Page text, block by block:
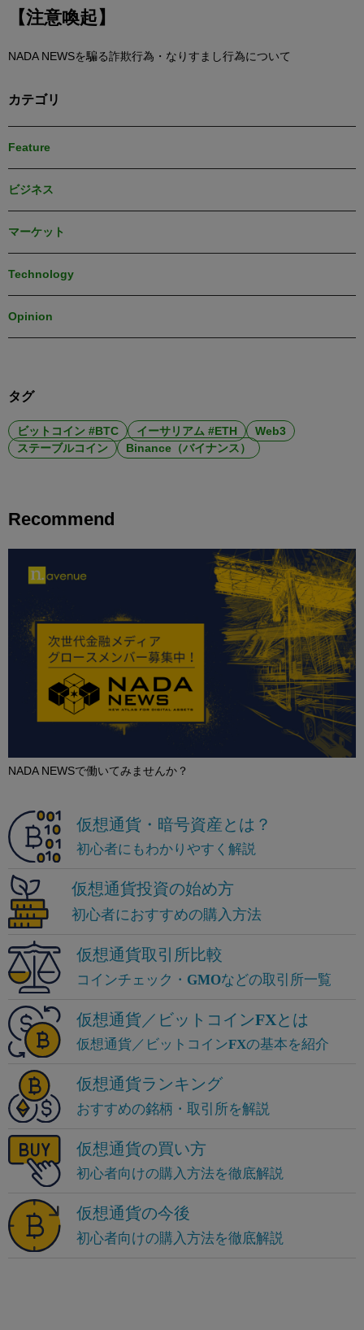
【注意喚起】
NADA NEWSを騙る詐欺行為・なりすまし行為について
カテゴリ
Feature
ビジネス
マーケット
Technology
Opinion
タグ
ビットコイン #BTC イーサリアム #ETH
Web3
ステーブルコイン
Binance（バイナンス）
Recommend
NADA NEWSで働いてみませんか？